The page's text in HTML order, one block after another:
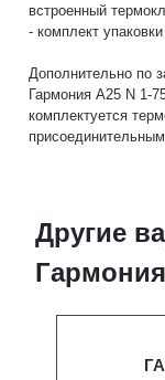
встроенный
- комплект
Дополнительно по
Гармония А25 N 1-
комплектуется
Другие